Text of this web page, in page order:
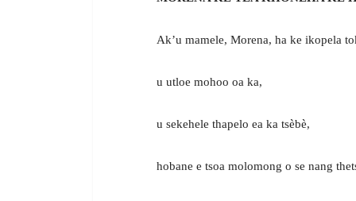
Ak’u mamele, Morena, ha ke ikopela
u utloe mohoo oa ka,
u sekehele thapelo ea ka tsèbè,
hobane e tsoa molomong o se nang